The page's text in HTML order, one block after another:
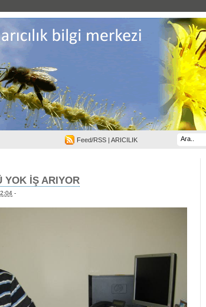
Feed/RSS | ARICILIK
YOK İŞ ARIYOR
-